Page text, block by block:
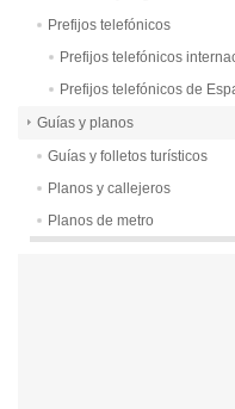
Prefijos telefónicos
Prefijos telefónicos
Prefijos telefónicos de
Guías y planos
Guías y folletos turísticos
Planos y callejeros
Planos de metro